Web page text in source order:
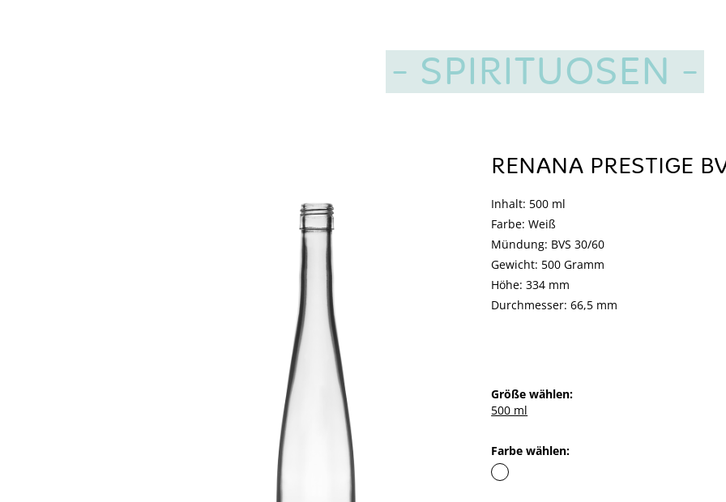
SPIRITUOSEN
RENANA PRESTIGE
Inhalt: 500 ml
Farbe: Weiß
Mündung: BVS 30/60
Gewicht: 500 Gramm
Höhe: 334 mm
Durchmesser: 66,5 mm
Größe wählen:
500 ml
Farbe wählen: